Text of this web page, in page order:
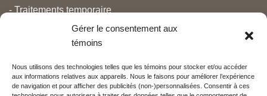
Gérer le consentement aux
témoins
Nous utilisons des technologies telles que les témoins pour stocker et/ou accéder
aux informations relatives aux appareils. Nous le faisons pour améliorer l’expérience
de navigation et pour afficher des publicités (non-)personnalisées. Consentir à ces
- Traitements temporaire
- Grossesse et nouveau-né
- Anti-âge et beauté